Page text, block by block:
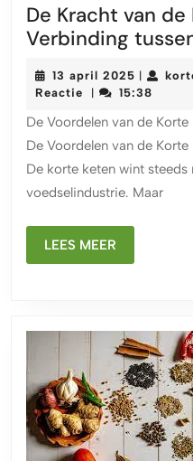
De Kracht van de
Verbinding
13 april 2025 13
april
|
Reactie
| 15:38
De Voordelen van de
De Voordelen van de
De korte keten wint
voedselindustrie. Maar
LEES MEER
MEER